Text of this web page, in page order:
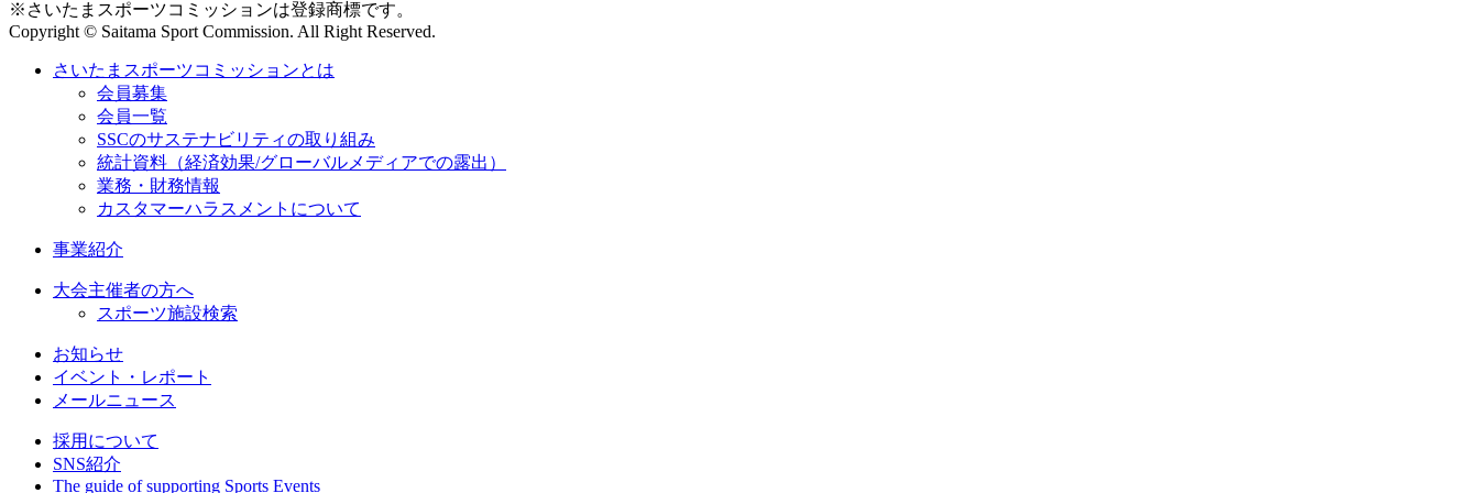
※さいたまスポーツコミッションは登録商標です。
Copyright © Saitama Sport Commission. All Right Reserved.
さいたまスポーツコミッションとは
会員募集
会員一覧
SSCのサステナビリティの取り組み
統計資料（経済効果/グローバルメディアでの露出）
業務・財務情報
カスタマーハラスメントについて
事業紹介
大会主催者の方へ
スポーツ施設検索
お知らせ
イベント・レポート
メールニュース
採用について
SNS紹介
The guide of supporting Sports Events